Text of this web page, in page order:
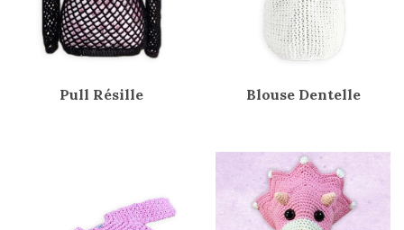
Pull Résille Blouse Dentelle